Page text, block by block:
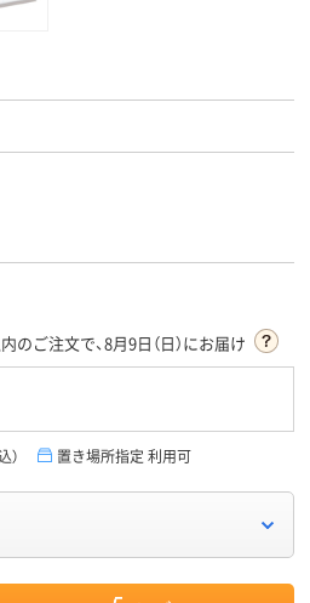
のご注文で、8月9日（日）にお届け
） 置き場所指定 利用可